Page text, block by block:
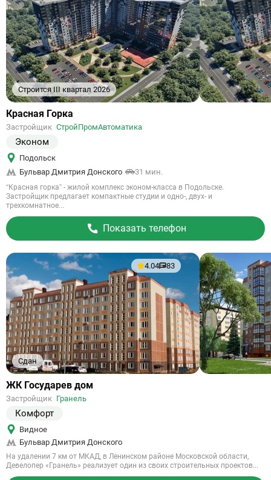
Строится III квартал 2026
Ссылка
на
объект
Красная Горка
Застройщик СтройПромАвтоматика
Эконом
Подольск
Бульвар Дмитрия Донского
31 мин.
“Красная горка” - жилой комплекс эконом-класса в Подольске.
Застройщик предлагает компактные студии и одно-, двух- и
трехкомнатное...
Показать телефон
Сдан
4.04 83
Ссылка
объект
ЖК Государев дом
Застройщик Гранель
Комфорт
Видное
Бульвар Дмитрия Донского
На удалении 7 км от МКАД, в Ленинском районе Московской области,
Девелопер «Гранель» реализует один из своих строительных проектов...